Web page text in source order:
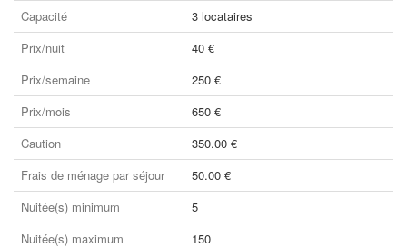
Capacité
3 locataires
Prix/nuit
40 €
Prix/semaine
250 €
Prix/mois
650 €
Caution
350.00 €
Frais de ménage par séjour
50.00 €
Nuitée(s) minimum
5
Nuitée(s) maximum
150